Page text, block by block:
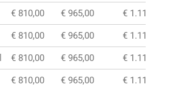
€ 810,00 € 965,00 € 1.115,00
€ 810,00 € 965,00 € 1.115,00
€ 810,00 € 965,00 € 1.115,00
€ 810,00 € 965,00 € 1.115,00